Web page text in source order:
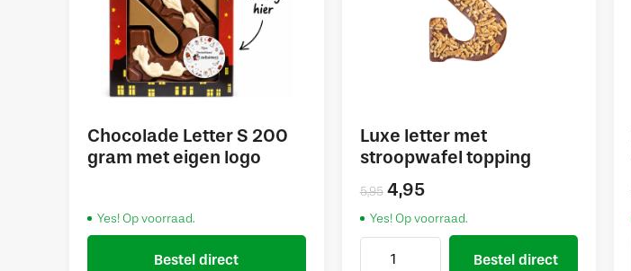
Chocolade Letter S 200
gram met eigen logo
Yes! Op voorraad.
Bestel direct
Luxe letter met
stroopwafel topping
5,95 4,95
Yes! Op voorraad.
Bestel direct